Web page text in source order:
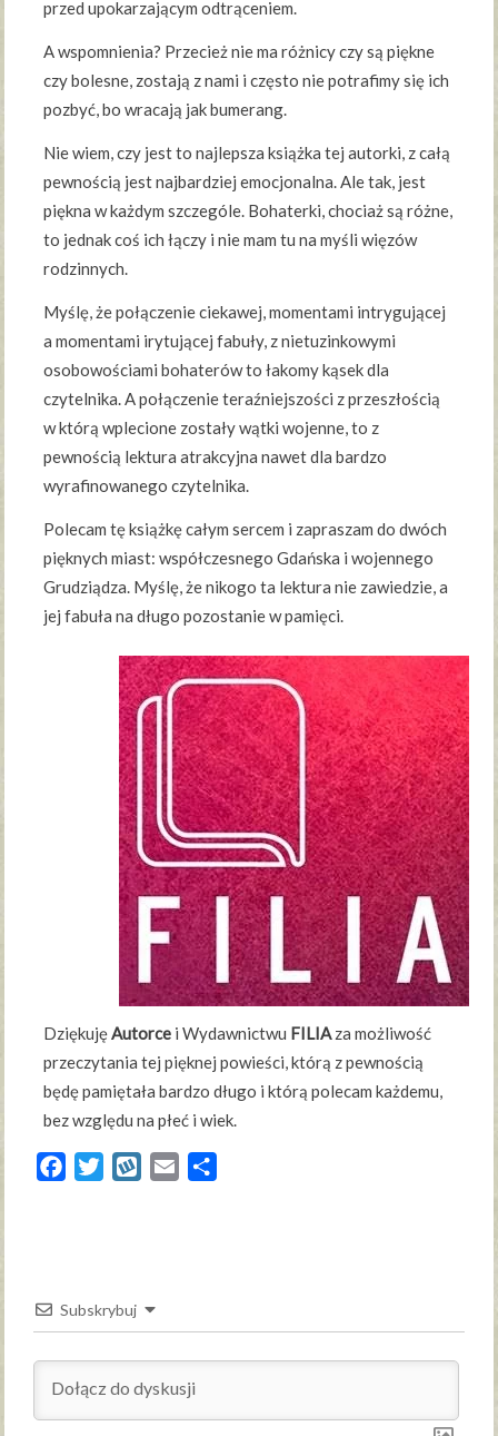
przed upokarzającym odtrąceniem.
A wspomnienia? Przecież nie ma różnicy czy są piękne
czy bolesne, zostają z nami i często nie potrafimy się ich
pozbyć, bo wracają jak bumerang.
Nie wiem, czy jest to najlepsza książka tej autorki, z całą
pewnością jest najbardziej emocjonalna. Ale tak, jest
piękna w każdym szczególe. Bohaterki, chociaż są różne,
to jednak coś ich łączy i nie mam tu na myśli więzów
rodzinnych.
Myślę, że połączenie ciekawej, momentami intrygującej
a momentami irytującej fabuły, z nietuzinkowymi
osobowościami bohaterów to łakomy kąsek dla
czytelnika. A połączenie teraźniejszości z przeszłością
w którą wplecione zostały wątki wojenne, to z
pewnością lektura atrakcyjna nawet dla bardzo
wyrafinowanego czytelnika.
Polecam tę książkę całym sercem i zapraszam do dwóch
pięknych miast: współczesnego Gdańska i wojennego
Grudziądza. Myślę, że nikogo ta lektura nie zawiedzie, a
jej fabuła na długo pozostanie w pamięci.
Dziękuję Autorce i Wydawnictwu FILIA za możliwość
przeczytania tej pięknej powieści, którą z pewnością
będę pamiętała bardzo długo i którą polecam każdemu,
bez względu na płeć i wiek.
FacebookTwitterWykopEmail
Subskrybuj